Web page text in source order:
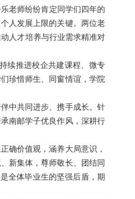
老师纷纷肯定同学们四年的
人发展上限的关键。两位老
人才培养与行业需求精准对
续推进校企共建课程、 微专
珍惜师生、同窗情谊，学院
中共同进步、携手成长。针
南邮学子优良作风，深耕行
确价值观，涵养大局意识，
新集体，尊师敬长、团结同
全体毕业生的坚强后盾，期